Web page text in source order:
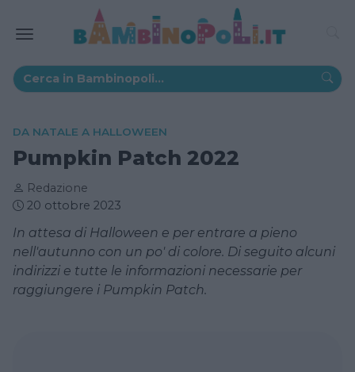
DA NATALE A HALLOWEEN
Pumpkin Patch 2022
Redazione
20 ottobre 2023
In attesa di Halloween e per entrare a pieno
nell'autunno con un po' di colore. Di seguito alcuni
indirizzi e tutte le informazioni necessarie per
raggiungere i Pumpkin Patch.